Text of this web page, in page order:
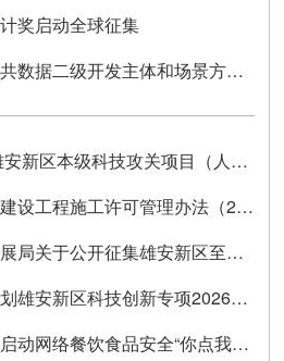
奖启动全球征集
关于征集雄安新区公共数据二级开发主体和场景方案的公告
关于征集2026年度雄安新区本级科技攻关项目（人工智能领域）的通知
关于征求《雄安新区建设工程施工许可管理办法（2026年修订版）》意见建议的通知
河北雄安新区改革发展局关于公开征集雄安新区至北京大兴国际机场快线票价听证会听证参加人的公告
关于征集国家科技计划雄安新区科技创新专项2026年储备项目（第一批）的通知
雄安新区综合执法局启动网络餐饮食品安全“你点我查”专项活动